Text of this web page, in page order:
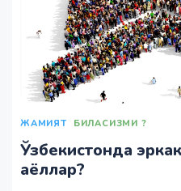
ЖАМИЯТ БИЛАСИЗМИ ?
Ўзбекистонда
аёллар?